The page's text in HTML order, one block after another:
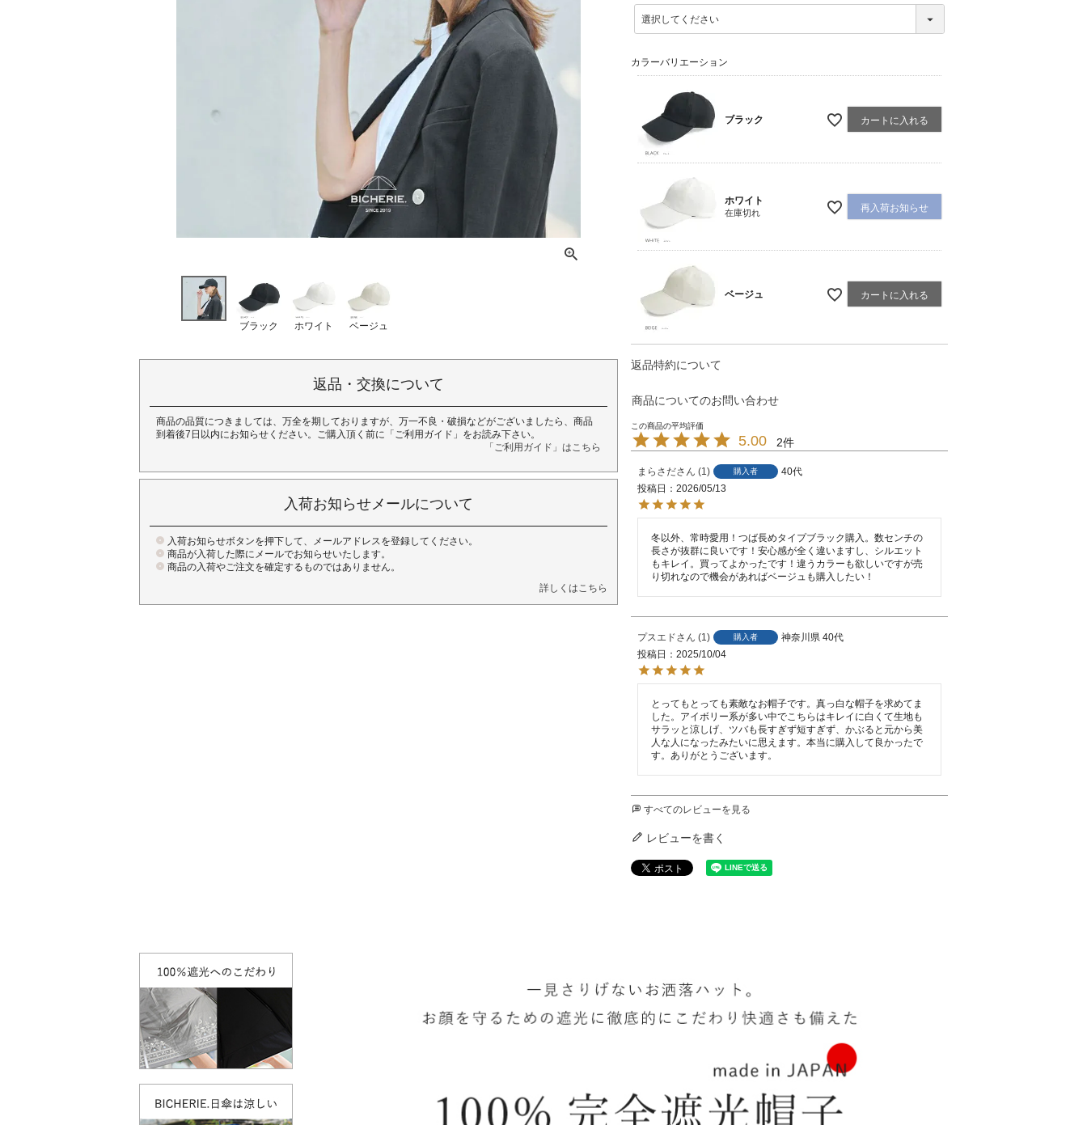
ブラック ホワイト ベージュ
返品・交換について
商品の品質につきましては、万全を期しておりますが、万一不良・破損などがございましたら、商品
到着後7日以内にお知らせください。ご購入頂く前に「ご利用ガイド」をお読み下さい。
「ご利用ガイド」はこちら
入荷お知らせメールについて
入荷お知らせボタンを押下して、メールアドレスを登録してください。
商品が入荷した際にメールでお知らせいたします。
商品の入荷やご注文を確定するものではありません。
詳しくはこちら
(
必
須
カラーバリエーション
ブラック カートに入れる
ホワイト
在庫切れ 再入荷お知らせ
ベージュ カートに入れる
返品特約について
商品についてのお問い合わせ
5.00 2
まらさだ 1 購入者
40代
投稿日
2026/05/13
冬以外、常時愛用！つば長めタイプブラック購入。数センチの
長さが抜群に良いです！安心感が全く違いますし、シルエット
もキレイ。買ってよかったです！違うカラーも欲しいですが売
り切れなので機会があればベージュも購入したい！
プスエド 1 購入者 神奈川県 40代
投稿日
2025/10/04
とってもとっても素敵なお帽子です。真っ白な帽子を求めてま
した。アイボリー系が多い中でこちらはキレイに白くて生地も
サラッと涼しげ、ツバも長すぎず短すぎず、かぶると元から美
人な人になったみたいに思えます。本当に購入して良かったで
す。ありがとうございます。
すべてのレビューを見る
レビューを書く